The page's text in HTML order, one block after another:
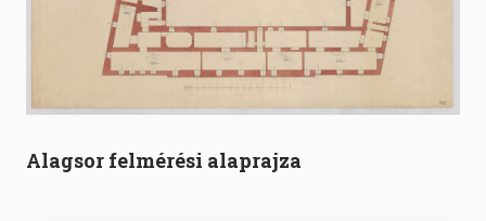
Alagsor felmérési alaprajza